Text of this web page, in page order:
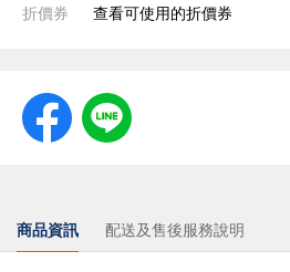
折價券 查看可使用的折價券
商品資訊 配送及售後服務說明